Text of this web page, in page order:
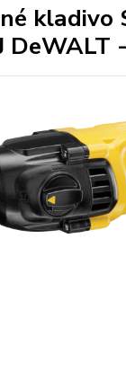
kladivo
DeWALT